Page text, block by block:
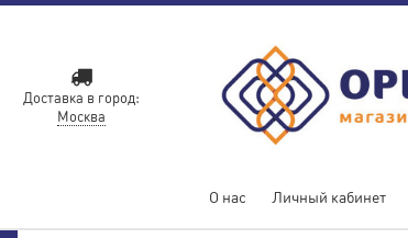
Доставка в город:
Москва
О нас Личный кабинет